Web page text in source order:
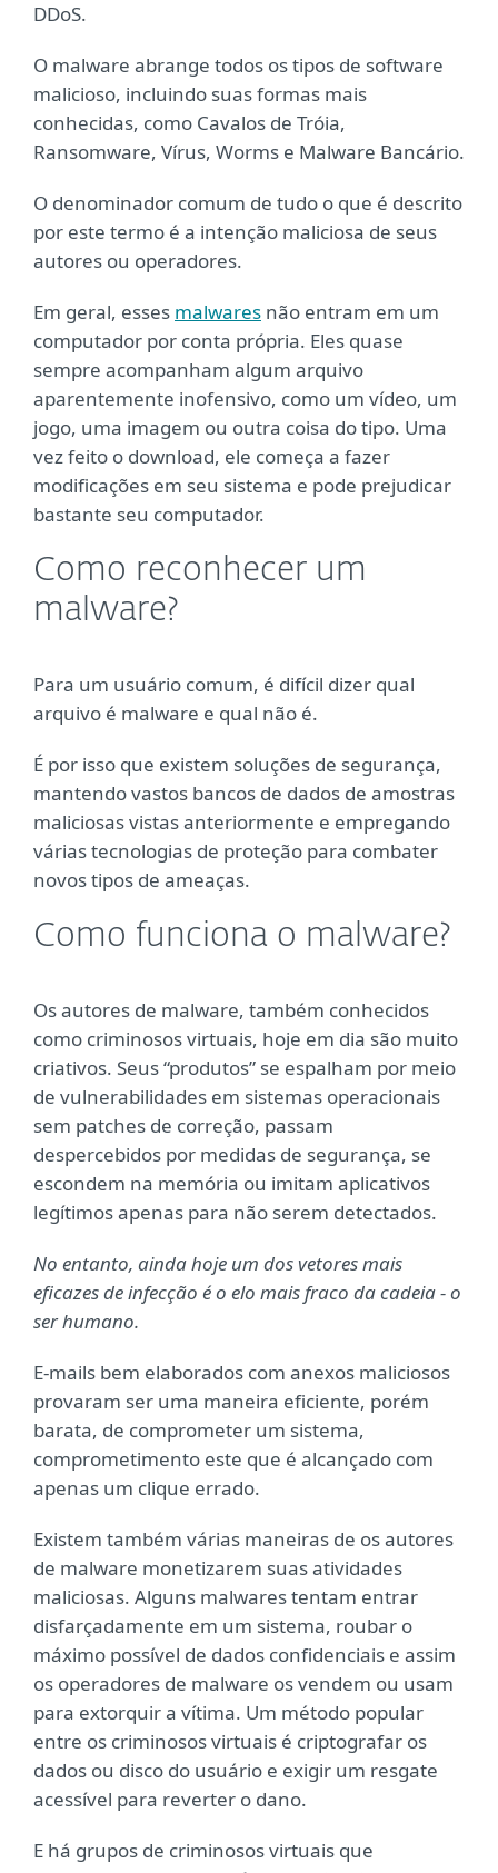
DDoS.
O malware abrange todos os tipos de software
malicioso, incluindo suas formas mais
conhecidas, como Cavalos de Tróia,
Ransomware, Vírus, Worms e Malware Bancário.
O denominador comum de tudo o que é descrito
por este termo é a intenção maliciosa de seus
autores ou operadores.
Em geral, esses malwares não entram em um
computador por conta própria. Eles quase
sempre acompanham algum arquivo
aparentemente inofensivo, como um vídeo, um
jogo, uma imagem ou outra coisa do tipo. Uma
vez feito o download, ele começa a fazer
modificações em seu sistema e pode prejudicar
bastante seu computador.
Como reconhecer um
malware?
Para um usuário comum, é difícil dizer qual
arquivo é malware e qual não é.
É por isso que existem soluções de segurança,
mantendo vastos bancos de dados de amostras
maliciosas vistas anteriormente e empregando
várias tecnologias de proteção para combater
novos tipos de ameaças.
Como funciona o malware?
Os autores de malware, também conhecidos
como criminosos virtuais, hoje em dia são muito
criativos. Seus “produtos” se espalham por meio
de vulnerabilidades em sistemas operacionais
sem patches de correção, passam
despercebidos por medidas de segurança, se
escondem na memória ou imitam aplicativos
legítimos apenas para não serem detectados.
No entanto, ainda hoje um dos vetores mais
eficazes de infecção é o elo mais fraco da cadeia - o
ser humano.
E-mails bem elaborados com anexos maliciosos
provaram ser uma maneira eficiente, porém
barata, de comprometer um sistema,
comprometimento este que é alcançado com
apenas um clique errado.
Existem também várias maneiras de os autores
de malware monetizarem suas atividades
maliciosas. Alguns malwares tentam entrar
disfarçadamente em um sistema, roubar o
máximo possível de dados confidenciais e assim
os operadores de malware os vendem ou usam
para extorquir a vítima. Um método popular
entre os criminosos virtuais é criptografar os
dados ou disco do usuário e exigir um resgate
acessível para reverter o dano.
E há grupos de criminosos virtuais que